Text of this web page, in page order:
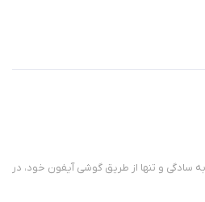
سادگی و تنها از طریق گوشی آیفون خود، در